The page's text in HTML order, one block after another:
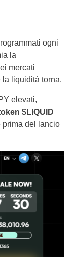
ogni
la
mercati
la liquidità torna.
elevati,
$LIQUID
prima del lancio